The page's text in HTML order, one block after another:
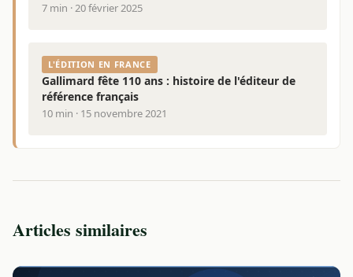
7 min · 20 février 2025
L'ÉDITION EN FRANCE
Gallimard fête 110 ans : histoire de l'éditeur de
référence français
10 min · 15 novembre 2021
Articles similaires